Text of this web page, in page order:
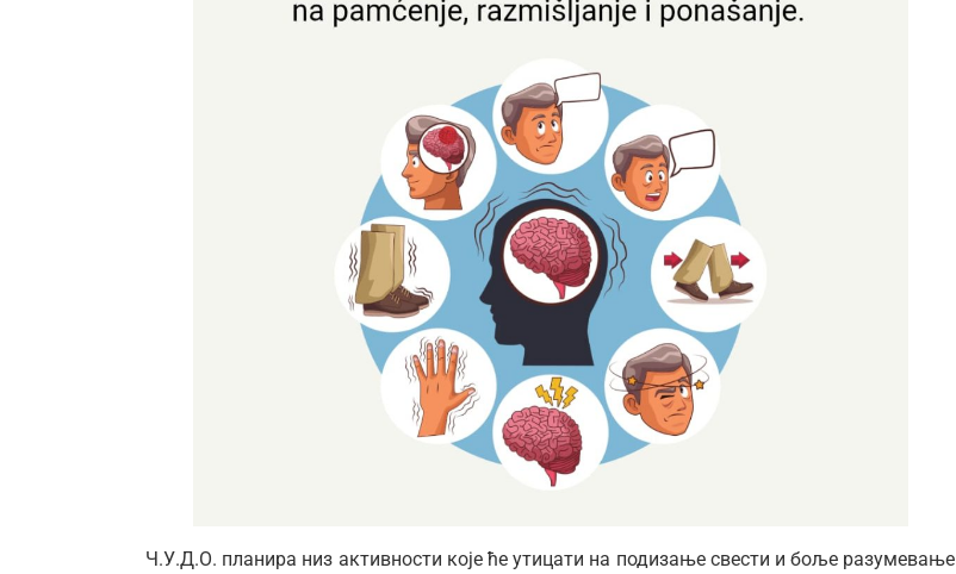
Ч.У.Д.О. планира низ активности које ће утицати на подизање свести и боље разумевање